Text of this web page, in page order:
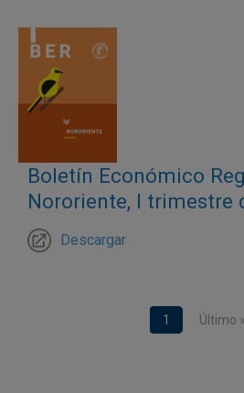
Boletín Económico
Nororiente, I trimestre
Descargar
Página actual
1 Última
Último »